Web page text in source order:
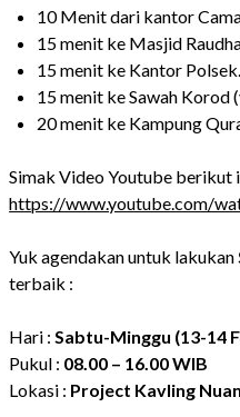
10 Menit dari kantor
15 menit ke Masjid
15 menit ke Kantor Polsek.
15 menit ke Sawah Korod
20 menit ke Kampung
Simak Video Youtube berikut
https://www.youtube.com/
Yuk agendakan untuk lakukan
terbaik :
Hari :Sabtu-Minggu (13-14
Pukul : 08.00 – 16.00 WIB
Lokasi : Project Kavling